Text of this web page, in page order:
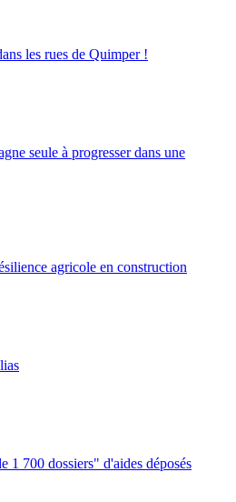
les rues de Quimper !
seule à progresser dans une
agricole en construction
1 700 dossiers" d'aides déposés